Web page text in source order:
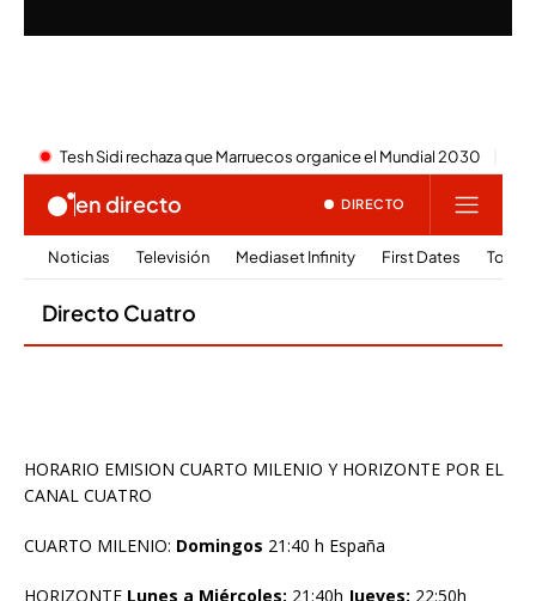
HORARIO EMISION CUARTO MILENIO Y HORIZONTE POR EL
CANAL CUATRO
CUARTO MILENIO: Domingos 21:40 h España
HORIZONTE Lunes a Miércoles: 21:40h Jueves: 22:50h